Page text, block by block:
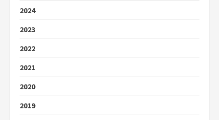
2024
2023
2022
2021
2020
2019